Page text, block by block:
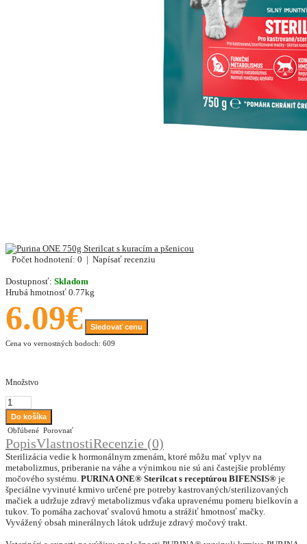
Počet hodnotení: 0 | Napísať recenziu
Dostupnosť: Skladom
Hrubá hmotnosť 0.77kg
6.09€
Sledovať cenu
Cena vo vernostných bodoch: 609
Množstvo
Obľúbené Porovnať
PopisVlastnostiRecenzie (0)
Sterilizácia vedie k hormonálnym zmenám, ktoré môžu mať vplyv na
metabolizmus, priberanie na váhe a výnimkou nie sú ani častejšie problémy
močového systému. PURINA ONE® Sterilcat s receptúrou BIFENSIS® je
špeciálne vyvinuté krmivo určené pre potreby kastrovaných/sterilizovaných
mačiek a udržuje zdravý metabolizmus vďaka upravenému pomeru bielkovín a
tukov. To pomáha zachovať svalovú hmotu a strážiť hmotnosť mačky.
Vyvážený obsah minerálnych látok udržuje zdravý močový trakt.